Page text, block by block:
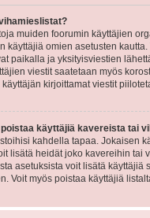
muiden foorumin käyttäjien
käyttäjiä omien asetusten
paikalla ja yksityisviestien
viestit saatetaan myös
kirjoittamat viestit
käyttäjiä kavereista tai
kahdella tapaa. Jokaisen
lisätä heidät joko kavereihin tai
asetuksista voit lisätä käyttäjiä
Voit myös poistaa käyttäjiä